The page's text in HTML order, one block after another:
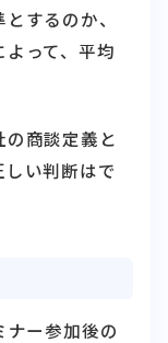
するのか、
って、平均
商談定義と
い判断はで
ー参加後の